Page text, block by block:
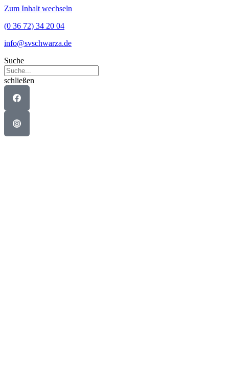
Zum Inhalt wechseln
(0 36 72) 34 20 04
info@svschwarza.de
Suche
schließen